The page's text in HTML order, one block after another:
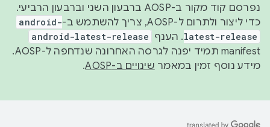
נפרסם קוד מקור ב-AOSP ברבעון השני וברבעון הרביעי.
כדי ליצור ולתרום ל-AOSP, צריך להשתמש ב-
android-
latest-release. הענף android-latest-release
manifest תמיד יפנה לגרסה האחרונה שנדחפה ל-AOSP.
מידע נוסף זמין במאמר שינויים ב-AOSP .